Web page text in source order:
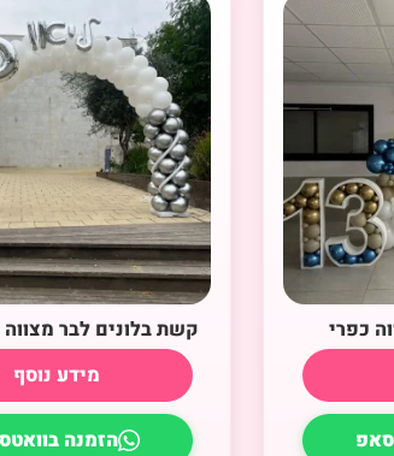
כפרי
קשת בלונים לבר
מידע נוסף
הזמנה